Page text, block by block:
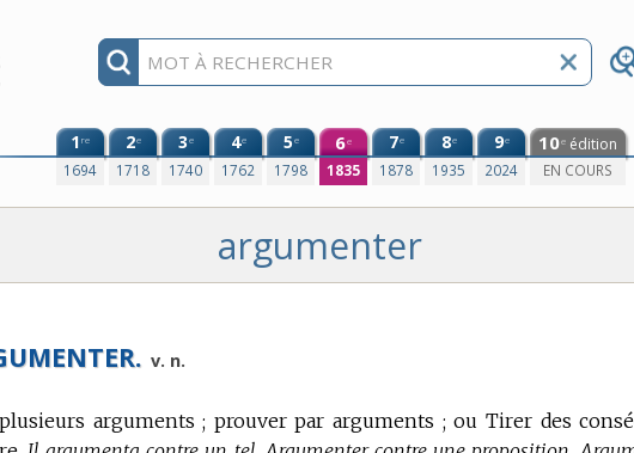
1re
1694
2e
1718
3e
1740
4e
1762
5e
1798
6e
1835
7e
1878
8e
1935
9e
2024
10e édition
EN COURS
argumenter
v. n.
arguments ; prouver par arguments ; ou Tirer des